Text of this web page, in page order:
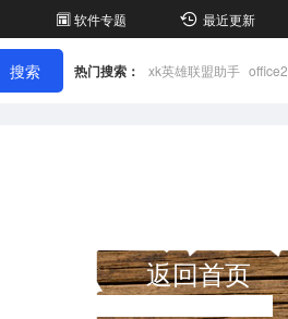
软件专题 最近更新
热门搜索： xk英雄联盟助手
返回首页